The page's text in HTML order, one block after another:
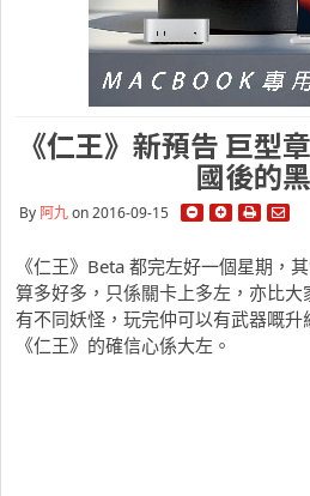
《仁王》新預告 巨型
國後的
By 阿九on 2016-09-15
《仁王》Beta 都完左好一個星期，
算多好多，只係關卡上多左，亦比
有不同妖怪，玩完仲可以有武器嘅
《仁王》的確信心係大左。